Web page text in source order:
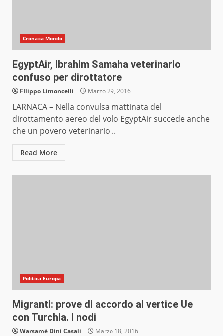
Cronaca Mondo
EgyptAir, Ibrahim Samaha veterinario
confuso per dirottatore
FIlippo Limoncelli Marzo 29, 2016
LARNACA – Nella convulsa mattinata del
dirottamento aereo del volo EgyptAir succede anche
che un povero veterinario...
Read More
Politica Europa
Migranti: prove di accordo al vertice Ue
con Turchia. I nodi
Warsamé Dini Casali Marzo 18, 2016